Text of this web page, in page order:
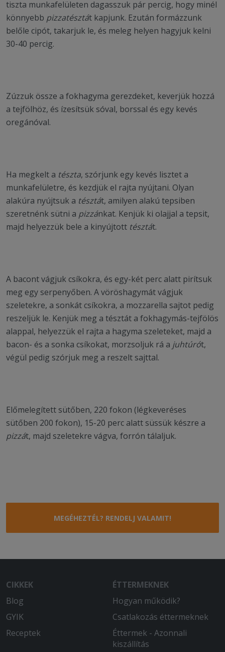
tiszta munkafelületen dagasszuk pár percig, hogy minél
könnyebb pizzatésztát kapjunk. Ezután formázzunk
belőle cipót, takarjuk le, és meleg helyen hagyjuk kelni
30-40 percig.
Zúzzuk össze a fokhagyma gerezdeket, keverjük hozzá
a tejfölhöz, és ízesítsük sóval, borssal és egy kevés
oregánóval.
Ha megkelt a tészta, szórjunk egy kevés lisztet a
munkafelületre, és kezdjük el rajta nyújtani. Olyan
alakúra nyújtsuk a tésztát, amilyen alakú tepsiben
szeretnénk sütni a pizzánkat. Kenjük ki olajjal a tepsit,
majd helyezzük bele a kinyújtott tésztát.
A bacont vágjuk csíkokra, és egy-két perc alatt pirítsuk
meg egy serpenyőben. A vöröshagymát vágjuk
szeletekre, a sonkát csíkokra, a mozzarella sajtot pedig
reszeljük le. Kenjük meg a tésztát a fokhagymás-tejfölös
alappal, helyezzük el rajta a hagyma szeleteket, majd a
bacon- és a sonka csíkokat, morzsoljuk rá a juhtúrót,
végül pedig szórjuk meg a reszelt sajttal.
Előmelegített sütőben, 220 fokon (légkeveréses
sütőben 200 fokon), 15-20 perc alatt süssük készre a
pizzát, majd szeletekre vágva, forrón tálaljuk.
MEGÉHEZTÉL? RENDELJ VALAMIT!
CIKKEK
Blog
GYIK
Receptek
ÉTTERMEKNEK
Hogyan működik?
Csatlakozás éttermeknek
Éttermek - Azonnali
kiszállítás